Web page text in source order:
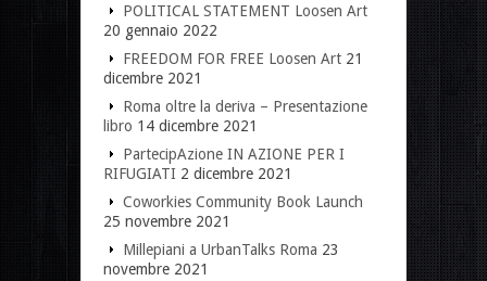
POLITICAL STATEMENT Loosen Art
20 gennaio 2022
FREEDOM FOR FREE Loosen Art 21
dicembre 2021
Roma oltre la deriva – Presentazione
libro 14 dicembre 2021
PartecipAzione IN AZIONE PER I
RIFUGIATI 2 dicembre 2021
Coworkies Community Book Launch
25 novembre 2021
Millepiani a UrbanTalks Roma 23
novembre 2021